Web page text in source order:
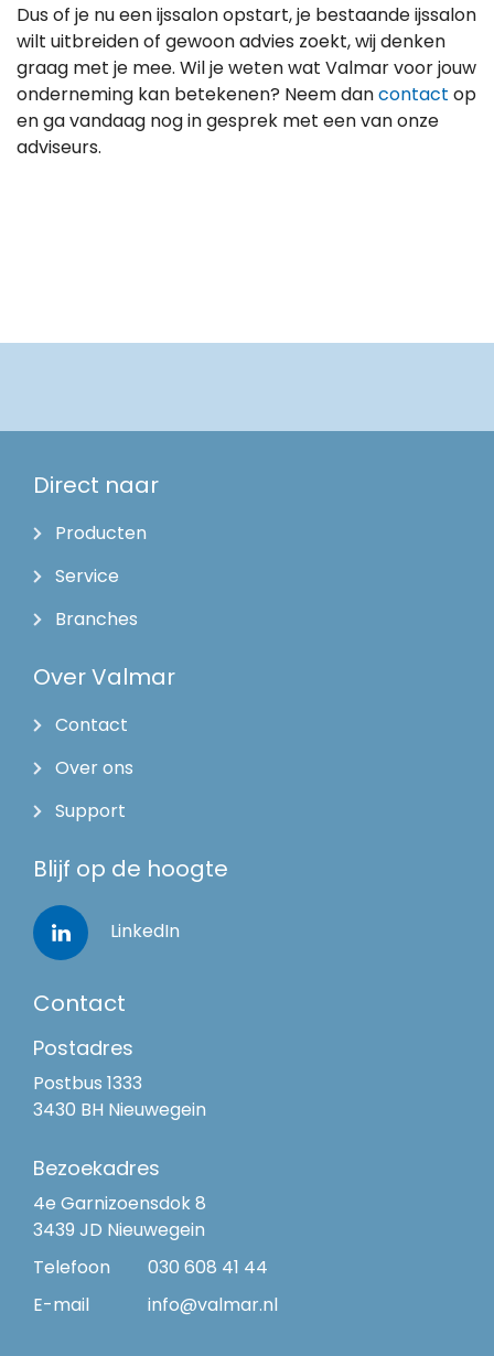
Dus of je nu een ijssalon opstart, je bestaande ijssalon
wilt uitbreiden of gewoon advies zoekt, wij denken
graag met je mee. Wil je weten wat Valmar voor jouw
onderneming kan betekenen? Neem dan contact op
en ga vandaag nog in gesprek met een van onze
adviseurs.
Direct naar
Producten
Service
Branches
Over Valmar
Contact
Over ons
Support
Blijf op de hoogte
LinkedIn
Contact
Postadres
Postbus 1333
3430 BH Nieuwegein
Bezoekadres
4e Garnizoensdok 8
3439 JD Nieuwegein
Telefoon 030 608 41 44
E-mail info@valmar.nl